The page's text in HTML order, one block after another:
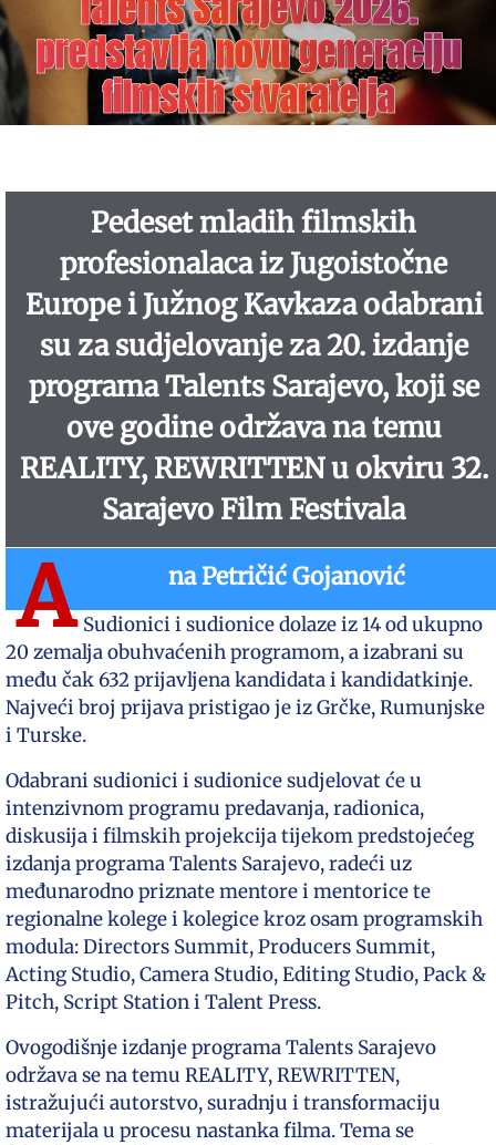
predstavlja novu generaciju
filmskih stvaratelja
Pedeset mladih filmskih
profesionalaca iz Jugoistočne
Europe i Južnog Kavkaza odabrani
su za sudjelovanje za 20. izdanje
programa Talents Sarajevo, koji se
ove godine održava na temu
REALITY, REWRITTEN u okviru 32.
Sarajevo Film Festivala
A na Petričić Gojanović
Sudionici i sudionice dolaze iz 14 od ukupno
20 zemalja obuhvaćenih programom, a izabrani su
među čak 632 prijavljena kandidata i kandidatkinje.
Najveći broj prijava pristigao je iz Grčke, Rumunjske
i Turske.
Odabrani sudionici i sudionice sudjelovat će u
intenzivnom programu predavanja, radionica,
diskusija i filmskih projekcija tijekom predstojećeg
izdanja programa Talents Sarajevo, radeći uz
međunarodno priznate mentore i mentorice te
regionalne kolege i kolegice kroz osam programskih
modula: Directors Summit, Producers Summit,
Acting Studio, Camera Studio, Editing Studio, Pack &
Pitch, Script Station i Talent Press.
Ovogodišnje izdanje programa Talents Sarajevo
održava se na temu REALITY, REWRITTEN,
istražujući autorstvo, suradnju i transformaciju
materijala u procesu nastanka filma. Tema se